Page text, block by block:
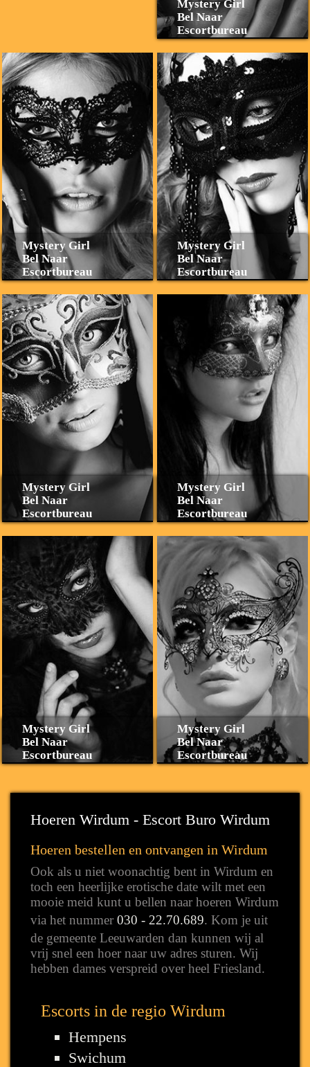
Mystery Girl
Bel Naar
Escortbureau
Mystery Girl
Bel Naar
Escortbureau
Mystery Girl
Bel Naar
Escortbureau
Mystery Girl
Bel Naar
Escortbureau
Mystery Girl
Bel Naar
Escortbureau
Mystery Girl
Bel Naar
Escortbureau
Mystery Girl
Bel Naar
Escortbureau
Hoeren Wirdum - Escort Buro Wirdum
Hoeren bestellen en ontvangen in Wirdum
Ook als u niet woonachtig bent in Wirdum en
toch een heerlijke erotische date wilt met een
mooie meid kunt u bellen naar hoeren Wirdum
via het nummer 030 - 22.70.689. Kom je uit
de gemeente Leeuwarden dan kunnen wij al
vrij snel een hoer naar uw adres sturen. Wij
hebben dames verspreid over heel Friesland.
Escorts in de regio Wirdum
Hempens
Swichum